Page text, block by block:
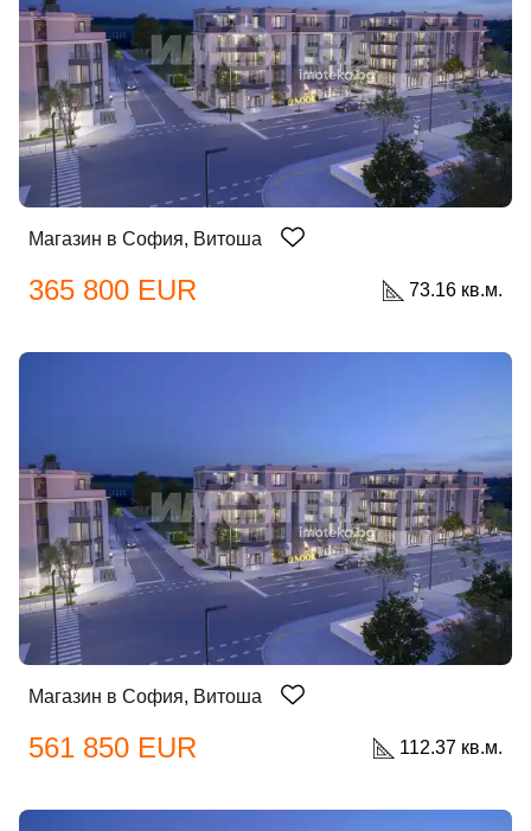
Магазин в София, Витоша
365 800 EUR 73.16 кв.м.
Магазин в София, Витоша
561 850 EUR 112.37 кв.м.